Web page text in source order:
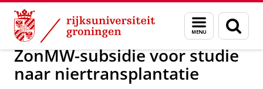
Skip
Content
Skip
Navigation
Menu
en
zoeken
Over ons Actueel Nieuws Nieuwsberichten
ZonMW-subsidie voor studie
naar niertransplantatie